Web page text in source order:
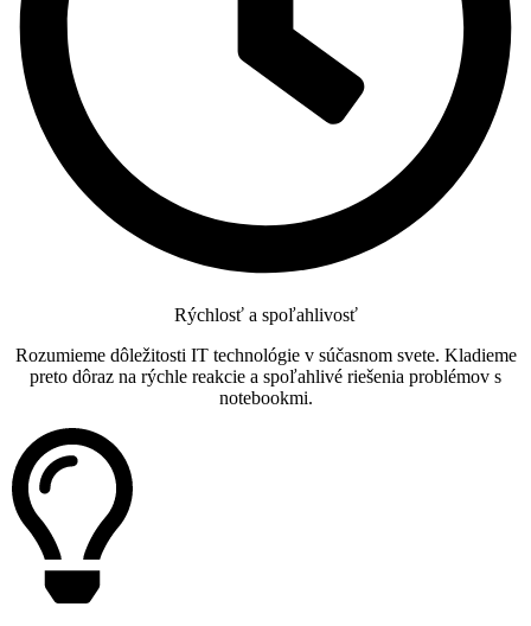
Rýchlosť a spoľahlivosť
Rozumieme dôležitosti IT technológie v súčasnom svete. Kladieme
preto dôraz na rýchle reakcie a spoľahlivé riešenia problémov s
notebookmi.